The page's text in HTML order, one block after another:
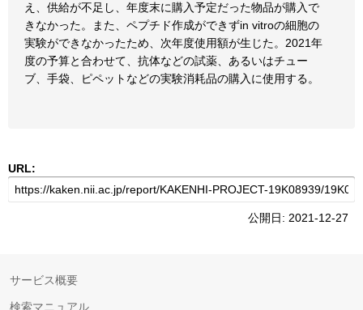
え、供給が不足し、年度末に購入予定だった物品が購入で
きなかった。また、ペプチド作成ができずin vitroの細胞の
実験ができなかったため、次年度使用額が生じた。2021年
度の予算と合わせて、抗体などの試薬、あるいはチュー
ブ、手袋、ピペットなどの実験消耗品の購入に使用する。
URL:
公開日: 2021-12-27
サービス概要
検索マニュアル